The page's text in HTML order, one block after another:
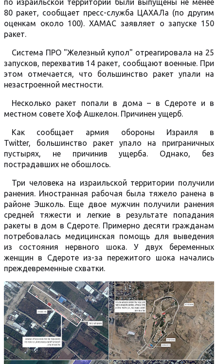
по израильской территории были выпущены не менее
80 ракет, сообщает пресс-служба ЦАХАЛа (по другим
оценкам около 100). ХАМАС заявляет о запуске 150
ракет.
Система ПРО "Железный купол" отреагировала на 25
запусков, перехватив 14 ракет, сообщают военные. При
этом отмечается, что большинство ракет упали на
незастроенной местности.
Несколько ракет попали в дома – в Сдероте и в
местном совете Хоф Ашкелон. Причинен ущерб.
Как сообщает армия обороны Израиля в
Twitter, большинство ракет упало на приграничных
пустырях, не причинив ущерба. Однако, без
пострадавших не обошлось.
Три человека на израильской территории получили
ранения. Иностранная рабочая была тяжело ранена в
районе Эшколь. Еще двое мужчин получили ранения
средней тяжести и легкие в результате попадания
ракеты в дом в Сдероте. Примерно десяти гражданам
потребовалась медицинская помощь для выведения
из состояния нервного шока. У двух беременных
женщин в Сдероте из-за пережитого шока начались
преждевременные схватки.